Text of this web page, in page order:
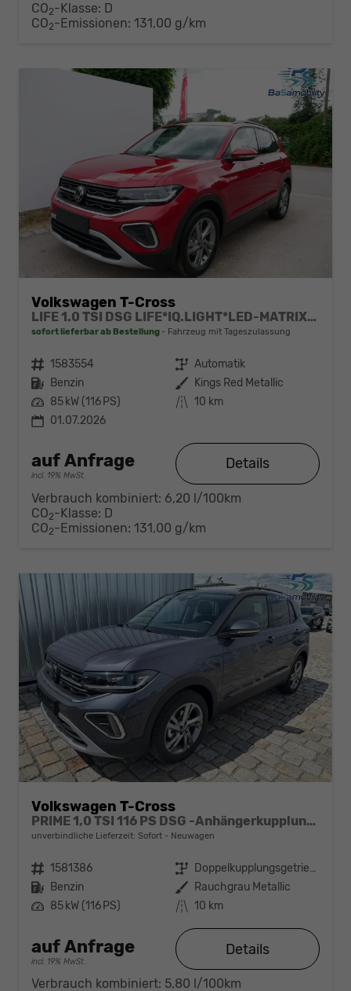
CO2-Klasse: D
CO2-Emissionen: 131,00 g/km
Volkswagen T-Cross
LIFE 1.0 TSI DSG LIFE*IQ.LIGHT*LED-MATRIX*KAMERA*ACC*SMARTLINK*PDC*LED*SHZ*TEMPOMAT*KLIMA*17-ZOLL
sofort lieferbar ab Bestellung Fahrzeug mit Tageszulassung
Fahrzeugnr. 1583554 Getriebe Automatik
Kraftstoff Benzin Außenfarbe Kings Red Metallic
Leistung 85 kW (116 PS) Kilometerstand 10 km
01.07.2026
auf Anfrage
incl. 19% MwSt.
Details
Verbrauch kombiniert: 6,20 l/100km
CO2-Klasse: D
CO2-Emissionen: 131,00 g/km
Volkswagen T-Cross
PRIME 1,0 TSI 116 PS DSG -Anhängerkupplung- PDC vorne/hinten-Rückfahrkamera-AppleCarPlay/AndroidAuto-2 Zonen Klimaautomatik-USB C-ACC inkl. TravelAssist-IQ Light-Keyless Go-Sofort
unverbindliche Lieferzeit: Sofort Neuwagen
Fahrzeugnr. 1581386 Getriebe
Doppelkupplungsgetriebe (DSG)
Kraftstoff Benzin Außenfarbe Rauchgrau Metallic
Leistung 85 kW (116 PS) Kilometerstand 10 km
auf Anfrage
incl. 19% MwSt.
Details
Verbrauch kombiniert: 5,80 l/100km